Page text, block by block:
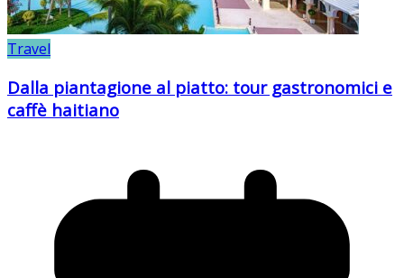
Travel
Dalla piantagione al piatto: tour gastronomici e
caffè haitiano